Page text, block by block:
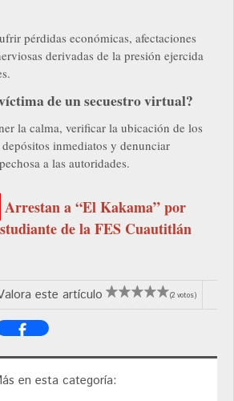
pérdidas económicas, afectaciones
derivadas de la presión ejercida
de un secuestro virtual?
la calma, verificar la ubicación de los
inmediatos y denunciar
a las autoridades.
Arrestan a “El Kakama” por
de la FES Cuautitlán
este artículo (2 votos)
en esta categoría: